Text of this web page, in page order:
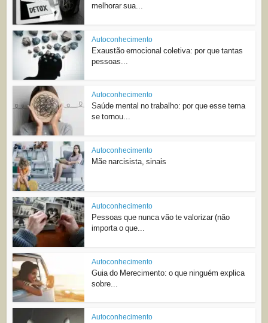
melhorar sua...
Autoconhecimento
Exaustão emocional coletiva: por que tantas
pessoas...
Autoconhecimento
Saúde mental no trabalho: por que esse tema
se tornou...
Autoconhecimento
Mãe narcisista, sinais
Autoconhecimento
Pessoas que nunca vão te valorizar (não
importa o que...
Autoconhecimento
Guia do Merecimento: o que ninguém explica
sobre...
Autoconhecimento